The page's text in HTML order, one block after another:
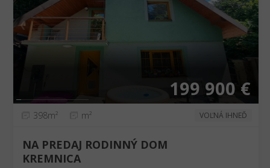
❮ ❯
199 900 €
398m² m² VOĽNÁ IHNEĎ
NA PREDAJ RODINNÝ DOM
KREMNICA